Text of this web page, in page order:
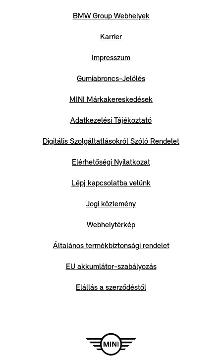
BMW Group Webhelyek
Karrier
Impresszum
Gumiabroncs-Jelölés
MINI Márkakereskedések
Adatkezelési Tájékoztató
Digitális Szolgáltatlásokról Szóló Rendelet
Elérhetőségi Nyilatkozat
Lépj kapcsolatba velünk
Jogi közlemény
Webhelytérkép
Általános termékbiztonsági rendelet
EU akkumlátor-szabályozás
Elállás a szerződéstől